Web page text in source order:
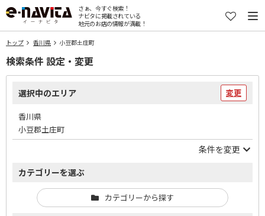
さぁ、今すぐ検索！
ナビタに掲載されている
地元のお店の情報が満載！
トップ 香川県 小豆郡土庄町
検索条件 設定・変更
選択中のエリア 変更
香川県
小豆郡土庄町
条件を変更
カテゴリーを選ぶ
カテゴリーから探す